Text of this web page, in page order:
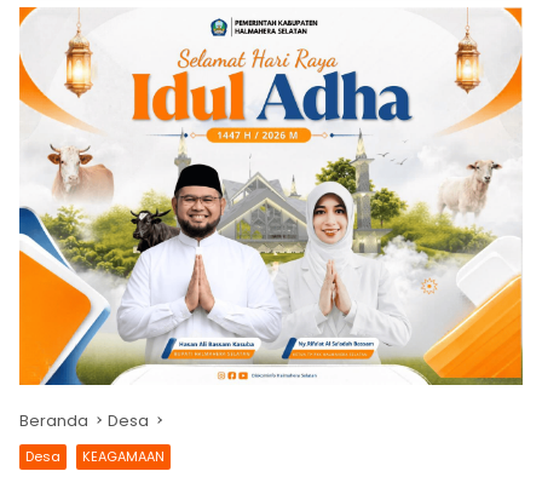
Beranda Desa
Desa KEAGAMAAN